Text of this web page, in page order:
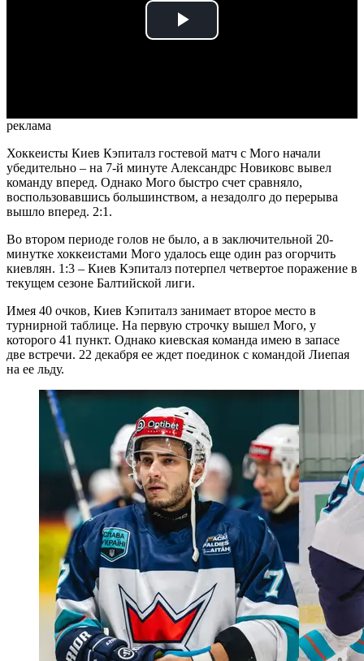
Play
реклама
Хоккеисты Киев Кэпиталз гостевой матч с Мого начали
убедительно – на 7-й минуте Александрс Новиковс вывел
команду вперед. Однако Мого быстро счет сравняло,
воспользовавшись большинством, а незадолго до перерыва
вышло вперед. 2:1.
Во втором периоде голов не было, а в заключительной 20-
минутке хоккеистами Мого удалось еще один раз огорчить
киевлян. 1:3 – Киев Кэпиталз потерпел четвертое поражение в
текущем сезоне Балтийской лиги.
Имея 40 очков, Киев Кэпиталз занимает второе место в
турнирной таблице. На первую строчку вышел Мого, у
которого 41 пункт. Однако киевская команда имею в запасе
две встречи. 22 декабря ее ждет поединок с командой Лиепая
на ее льду.